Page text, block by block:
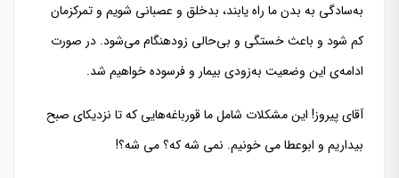
به‌سادگی به بدن ما راه یابند، بدخلق و عصبانی شویم و تمرکزمان
کم شود و باعث خستگی و بی‌حالی زودهنگام می‌شود. در صورت
ادامه‌ی این وضعیت به‌زودی بیمار و فرسوده خواهیم شد.
آقای پیروز! این مشکلات شامل ما قورباغه‌هایی که تا نزدیکای صبح
بیداریم و ابوعطا می خونیم. نمی شه که؟ می شه؟!